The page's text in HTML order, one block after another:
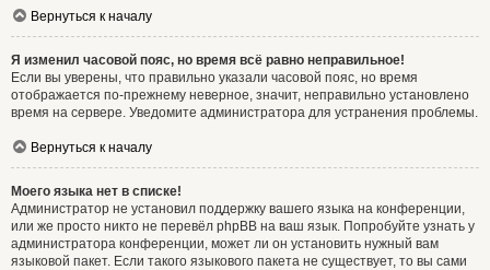
Вернуться к началу
Я изменил часовой пояс, но время всё равно неправильное!
Если вы уверены, что правильно указали часовой пояс, но время
отображается по-прежнему неверное, значит, неправильно установлено
время на сервере. Уведомите администратора для устранения проблемы.
Вернуться к началу
Моего языка нет в списке!
Администратор не установил поддержку вашего языка на конференции,
или же просто никто не перевёл phpBB на ваш язык. Попробуйте узнать у
администратора конференции, может ли он установить нужный вам
языковой пакет. Если такого языкового пакета не существует, то вы сами